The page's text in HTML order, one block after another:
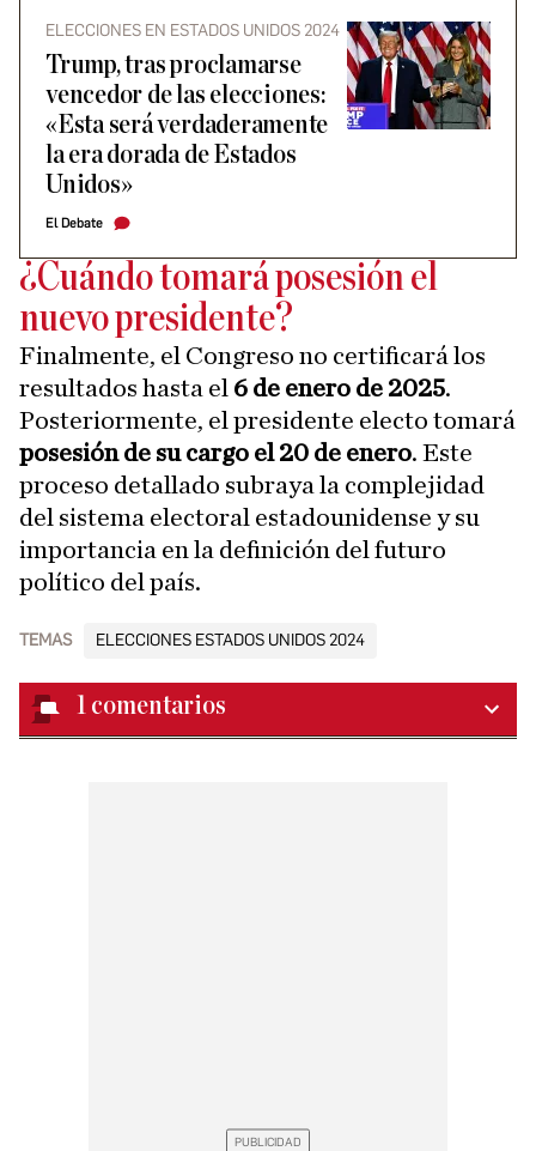
ELECCIONES EN ESTADOS UNIDOS 2024
Trump, tras proclamarse
vencedor de las elecciones:
«Esta será verdaderamente
la era dorada de Estados
Unidos»
El Debate
¿Cuándo tomará posesión el
nuevo presidente?
Finalmente, el Congreso no certificará los
resultados hasta el 6 de enero de 2025.
Posteriormente, el presidente electo tomará
posesión de su cargo el 20 de enero. Este
proceso detallado subraya la complejidad
del sistema electoral estadounidense y su
importancia en la definición del futuro
político del país.
TEMAS ELECCIONES ESTADOS UNIDOS 2024
1 comentarios